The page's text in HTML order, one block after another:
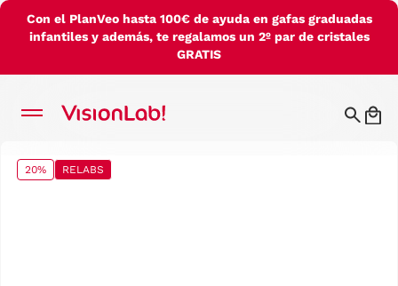
Con el PlanVeo hasta 100€ de ayuda en gafas graduadas
infantiles y además, te regalamos un 2º par de cristales
GRATIS
20% RELABS